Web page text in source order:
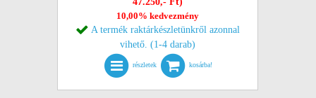
10,00% kedvezmény
A termék raktárkészletünkről azonnal
vihető. (1-4 darab)
részletek kosárba!